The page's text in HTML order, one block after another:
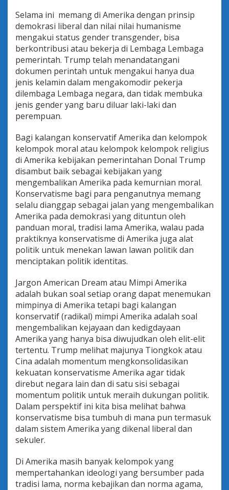
Selama ini memang di Amerika dengan prinsip
demokrasi liberal dan nilai nilai humanisme
mengakui status gender transgender, bisa
berkontribusi atau bekerja di Lembaga Lembaga
pemerintah. Trump telah menandatangani
dokumen perintah untuk mengakui hanya dua
jenis kelamin dalam mengakomodir pekerja
dilembaga Lembaga negara, dan tidak membuka
jenis gender yang baru diluar laki-laki dan
perempuan.
Bagi kalangan konservatif Amerika dan kelompok
kelompok moral atau kelompok kelompok religius
di Amerika kebijakan pemerintahan Donal Trump
disambut baik sebagai kebijakan yang
mengembalikan Amerika pada kemurnian moral.
Konservatisme bagi para penganutnya memang
selalu dianggap sebagai jalan yang mengembalikan
Amerika pada demokrasi yang dituntun oleh
panduan moral, tradisi lama Amerika, walau pada
praktiknya konservatisme di Amerika juga alat
politik untuk menekan lawan lawan politik dan
menciptakan politik identitas.
Jargon American Dream atau Mimpi Amerika
adalah bukan soal setiap orang dapat menemukan
mimpinya di Amerika tetapi bagi kalangan
konservatif (radikal) mimpi Amerika adalah soal
mengembalikan kejayaan dan kedigdayaan
Amerika yang hanya bisa diwujudkan oleh elit-elit
tertentu. Trump melihat majunya Tiongkok atau
Cina adalah momentum mengkonsolidasikan
kekuatan konservatisme Amerika agar tidak
direbut negara lain dan di satu sisi sebagai
momentum politik untuk meraih dukungan politik.
Dalam perspektif ini kita bisa melihat bahwa
konservatisme bisa tumbuh di mana pun termasuk
dalam sistem Amerika yang dikenal liberal dan
sekuler.
Di Amerika masih banyak kelompok yang
mempertahankan ideologi yang bersumber pada
tradisi lama, norma kebajikan dan norma agama,